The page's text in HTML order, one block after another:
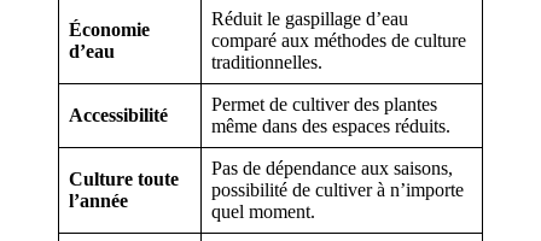
Économie
d’eau
Réduit le gaspillage d’eau
comparé aux méthodes de culture
traditionnelles.
Accessibilité
Permet de cultiver des plantes
même dans des espaces réduits.
Culture toute
l’année
Pas de dépendance aux saisons,
possibilité de cultiver à n’importe
quel moment.